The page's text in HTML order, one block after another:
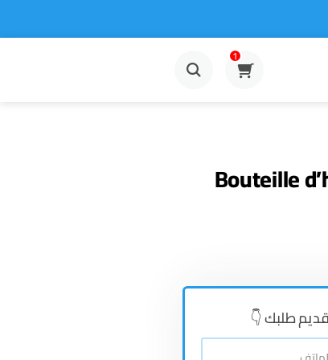
1
Bouteille
طلبك 👇